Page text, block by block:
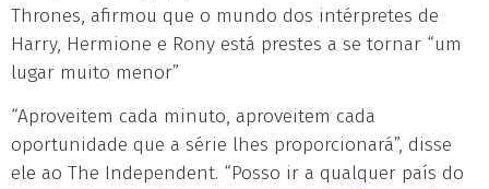
Thrones, afirmou que o mundo dos intérpretes de
Harry, Hermione e Rony está prestes a se tornar “um
lugar muito menor”
“Aproveitem cada minuto, aproveitem cada
oportunidade que a série lhes proporcionará”, disse
ele ao The Independent. “Posso ir a qualquer país do